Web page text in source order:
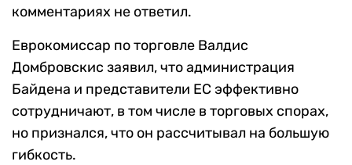
комментариях не ответил.
Еврокомиссар по торговле Валдис
Домбровскис заявил, что администрация
Байдена и представители ЕС эффективно
сотрудничают, в том числе в торговых спорах,
но признался, что он рассчитывал на большую
гибкость.